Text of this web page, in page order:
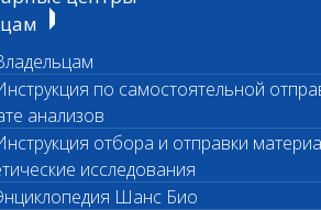
по самостоятельной
анализов
отбора и отправки
исследования
Шанс Био
срочных